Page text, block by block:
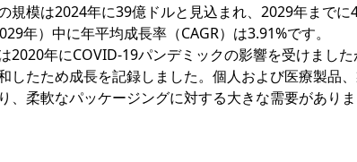
規模は2024年に39億ドルと見込まれ、2029年まで
年）中に年平均成長率（CAGR）は3.91%です。
2020年にCOVID-19パンデミックの影響を受けまし
したため成長を記録しました。個人および医療製品
柔軟なパッケージングに対する大きな需要がありま